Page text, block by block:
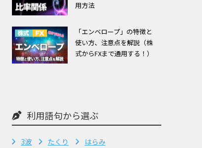
用方法
「エンベロープ」の特徴と
使い方、注意点を解説（株
式からFXまで通用する！）
利用語句から選ぶ
3波 たくり
はらみ